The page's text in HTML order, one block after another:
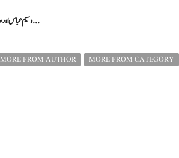
وسیم عباس اور صبا حمید کی شادی ختم، اداکار نے علیحدگی کی ...
MORE FROM AUTHOR MORE FROM CATEGORY